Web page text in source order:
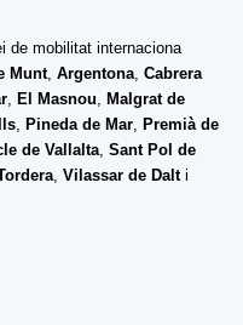
de mobilitat internaciona
Munt, Argentona, Cabrera
, El Masnou, Malgrat de
, Pineda de Mar, Premià de
de Vallalta, Sant Pol de
, Vilassar de Dalti